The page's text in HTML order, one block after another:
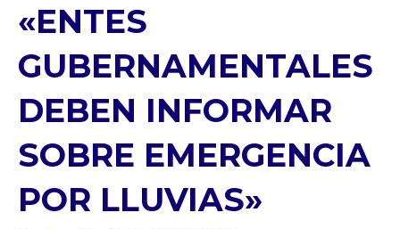
«ENTES
GUBERNAMENTALES
DEBEN INFORMAR
SOBRE EMERGENCIA
POR LLUVIAS»